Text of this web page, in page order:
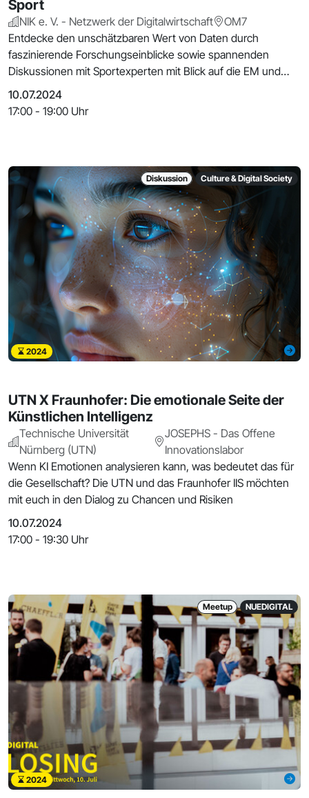
Sport
NIK e. V. - Netzwerk der Digitalwirtschaft
OM7
Entdecke den unschätzbaren Wert von Daten durch
faszinierende Forschungseinblicke sowie spannenden
Diskussionen mit Sportexperten mit Blick auf die EM und
den D
10.07.2024
17:00 - 19:00 Uhr
Diskussion Culture & Digital Society
2024
UTN X Fraunhofer: Die emotionale Seite der
Künstlichen Intelligenz
Technische Universität
Nürnberg (UTN)
JOSEPHS - Das Offene
Innovationslabor
Wenn KI Emotionen analysieren kann, was bedeutet das für
die Gesellschaft? Die UTN und das Fraunhofer IIS möchten
mit euch in den Dialog zu Chancen und Risiken
10.07.2024
17:00 - 19:30 Uhr
Meetup NUEDIGITAL
2024